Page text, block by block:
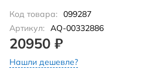
Код товара: 099287
Артикул: AQ-00332886
20950 ₽
Нашли дешевле?